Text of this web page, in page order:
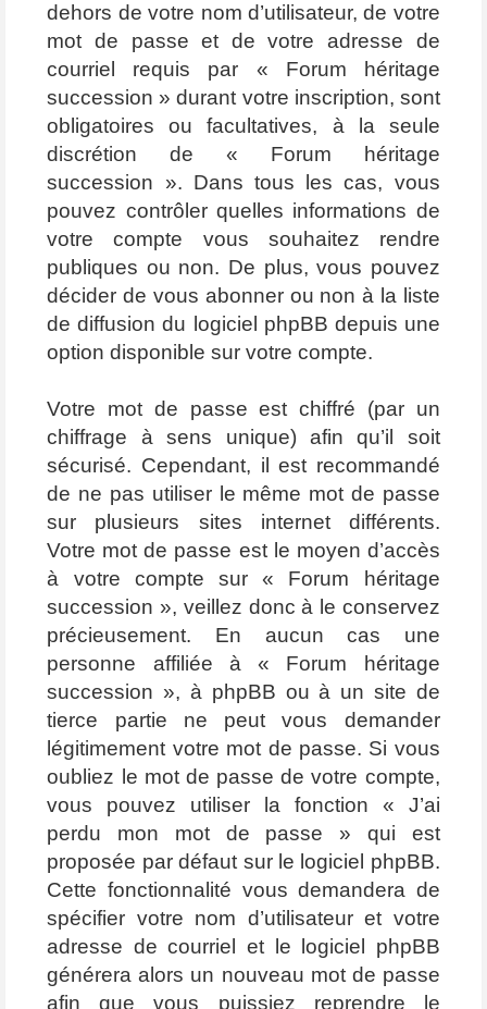
dehors de votre nom d’utilisateur, de votre
mot de passe et de votre adresse de
courriel requis par « Forum héritage
succession » durant votre inscription, sont
obligatoires ou facultatives, à la seule
discrétion de « Forum héritage
succession ». Dans tous les cas, vous
pouvez contrôler quelles informations de
votre compte vous souhaitez rendre
publiques ou non. De plus, vous pouvez
décider de vous abonner ou non à la liste
de diffusion du logiciel phpBB depuis une
option disponible sur votre compte.
Votre mot de passe est chiffré (par un
chiffrage à sens unique) afin qu’il soit
sécurisé. Cependant, il est recommandé
de ne pas utiliser le même mot de passe
sur plusieurs sites internet différents.
Votre mot de passe est le moyen d’accès
à votre compte sur « Forum héritage
succession », veillez donc à le conservez
précieusement. En aucun cas une
personne affiliée à « Forum héritage
succession », à phpBB ou à un site de
tierce partie ne peut vous demander
légitimement votre mot de passe. Si vous
oubliez le mot de passe de votre compte,
vous pouvez utiliser la fonction « J’ai
perdu mon mot de passe » qui est
proposée par défaut sur le logiciel phpBB.
Cette fonctionnalité vous demandera de
spécifier votre nom d’utilisateur et votre
adresse de courriel et le logiciel phpBB
générera alors un nouveau mot de passe
afin que vous puissiez reprendre le